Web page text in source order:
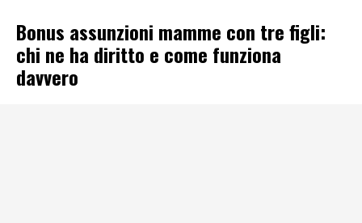
Bonus assunzioni mamme con tre figli:
chi ne ha diritto e come funziona
davvero